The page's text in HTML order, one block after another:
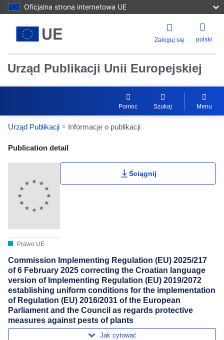
Oficjalna strona internetowa UE
Zaloguj się polski
Urząd Publikacji Unii Europejskiej
Pomoc Szukaj Menu
Urząd Publikacji Informacje o publikacji
Publication Detail Actions Portlet
Publication detail
Prawo UE
Ściągnij
Commission Implementing Regulation (EU) 2025/217
of 6 February 2025 correcting the Croatian language
version of Implementing Regulation (EU) 2019/2072
establishing uniform conditions for the implementation
of Regulation (EU) 2016/2031 of the European
Parliament and the Council as regards protective
measures against pests of plants
Jak cytować